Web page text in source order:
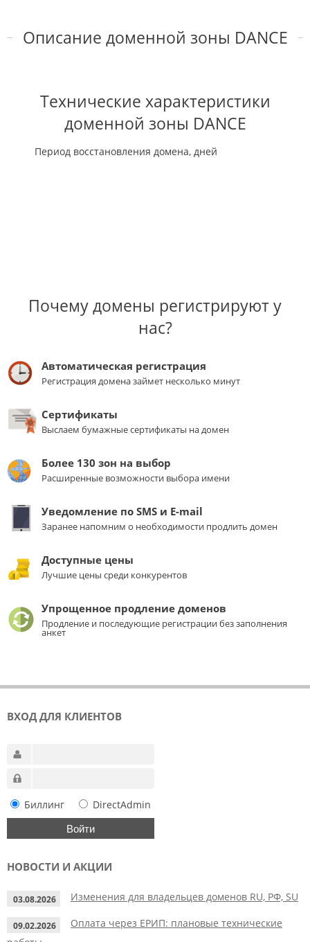
Описание доменной зоны DANCE
Технические характеристики
доменной зоны DANCE
Период восстановления домена, дней
Почему домены регистрируют у
нас?
Автоматическая регистрация
Регистрация домена займет несколько минут
Сертификаты
Выслаем бумажные сертификаты на домен
Более 130 зон на выбор
Расширенные возможности выбора имени
Уведомление по SMS и E-mail
Заранее напомним о необходимости продлить домен
Доступные цены
Лучшие цены среди конкурентов
Упрощенное продление доменов
Продление и последующие регистрации без заполнения
анкет
ВХОД ДЛЯ КЛИЕНТОВ
Биллинг DirectAdmin
НОВОСТИ И АКЦИИ
03.08.2026 Изменения для владельцев доменов RU, РФ, SU
09.02.2026
Оплата через ЕРИП: плановые технические